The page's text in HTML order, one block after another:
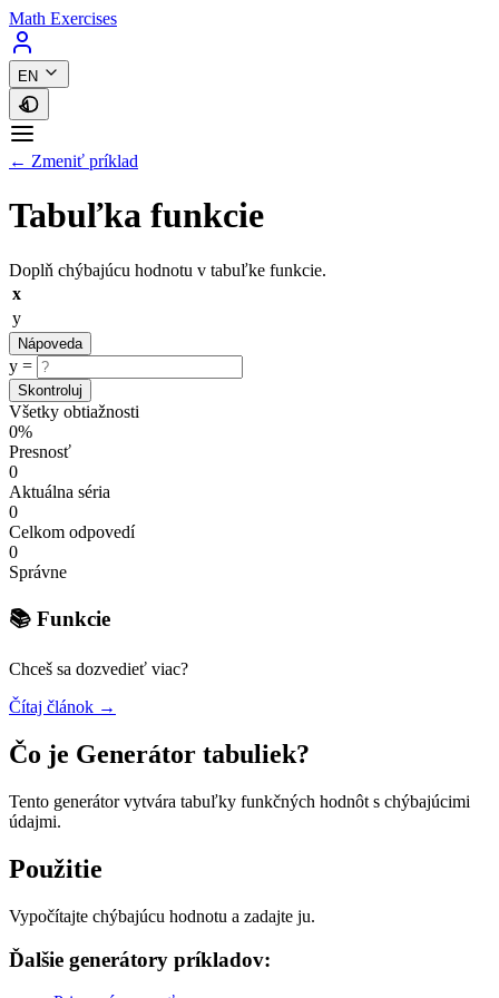
Math Exercises
EN
← Zmeniť príklad
Tabuľka funkcie
Doplň chýbajúcu hodnotu v tabuľke funkcie.
x
y
Nápoveda
y =
Skontroluj
Všetky obtiažnosti
0%
Presnosť
0
Aktuálna séria
0
Celkom odpovedí
0
Správne
📚 Funkcie
Chceš sa dozvedieť viac?
Čítaj článok →
Čo je Generátor tabuliek?
Tento generátor vytvára tabuľky funkčných hodnôt s chýbajúcimi
údajmi.
Použitie
Vypočítajte chýbajúcu hodnotu a zadajte ju.
Ďalšie generátory príkladov: